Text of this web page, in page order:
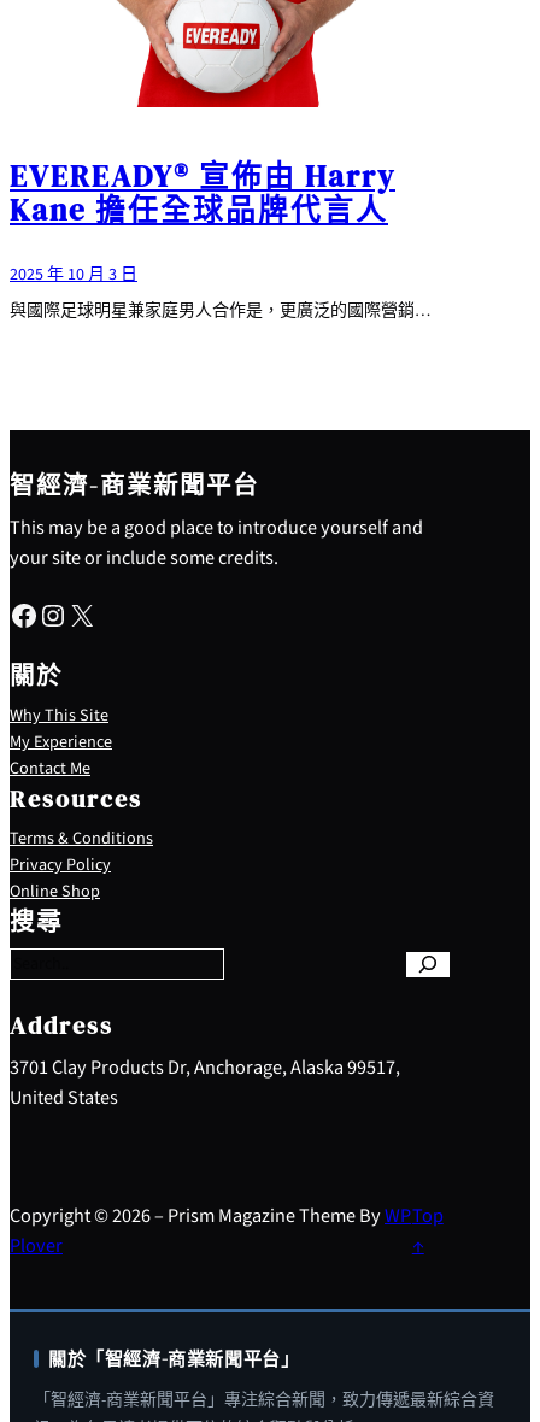
EVEREADY® 宣佈由 Harry
Kane 擔任全球品牌代言人
2025 年 10 月 3 日
與國際足球明星兼家庭男人合作是，更廣泛的國際營銷…
智經濟-商業新聞平台
This may be a good place to introduce yourself and
your site or include some credits.
Facebook Instagram X
關於
Why This Site
My Experience
Contact Me
Resources
Terms & Conditions
Privacy Policy
Online Shop
搜尋
S
e
a
c
h
Address
3701 Clay Products Dr, Anchorage, Alaska 99517,
United States
Copyright © 2026 – Prism Magazine Theme ByWP
Plover
Top
↑
關於「智經濟-商業新聞平台」
「智經濟-商業新聞平台」專注綜合新聞，致力傳遞最新綜合資